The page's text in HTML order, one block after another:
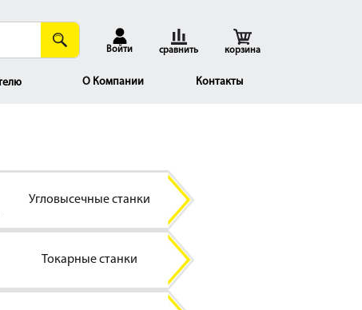
Войти сравнить корзина
О Компании Контакты
Угловысечные станки
Токарные станки